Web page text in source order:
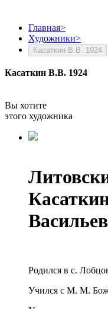
Главная>
Художники>
Касаткин В.В. 1924
Касаткин В.В. 1924
Вы хотите
этого художника
Родился в с.
Учился с М. М.